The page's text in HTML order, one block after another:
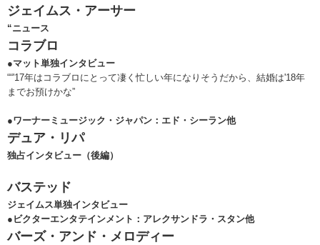
ジェイムス・アーサー
“ニュース
コラブロ
●マット単独インタビュー
““'17年はコラブロにとって凄く忙しい年になりそうだから、結婚は'18年
までお預けかな”
●ワーナーミュージック・ジャパン：エド・シーラン他
デュア・リパ
独占インタビュー（後編）
バステッド
ジェイムス単独インタビュー
●ビクターエンタテインメント：アレクサンドラ・スタン他
バーズ・アンド・メロディー